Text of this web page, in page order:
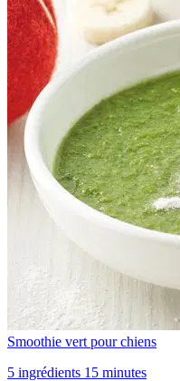
Smoothie vert pour chiens
5 ingrédients 15 minutes